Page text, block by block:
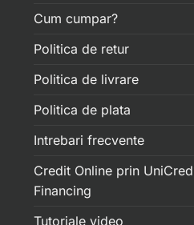
Cum cumpar?
Politica de retur
Politica de livrare
Politica de plata
Intrebari frecvente
Credit Online prin
Financing
Tutoriale video